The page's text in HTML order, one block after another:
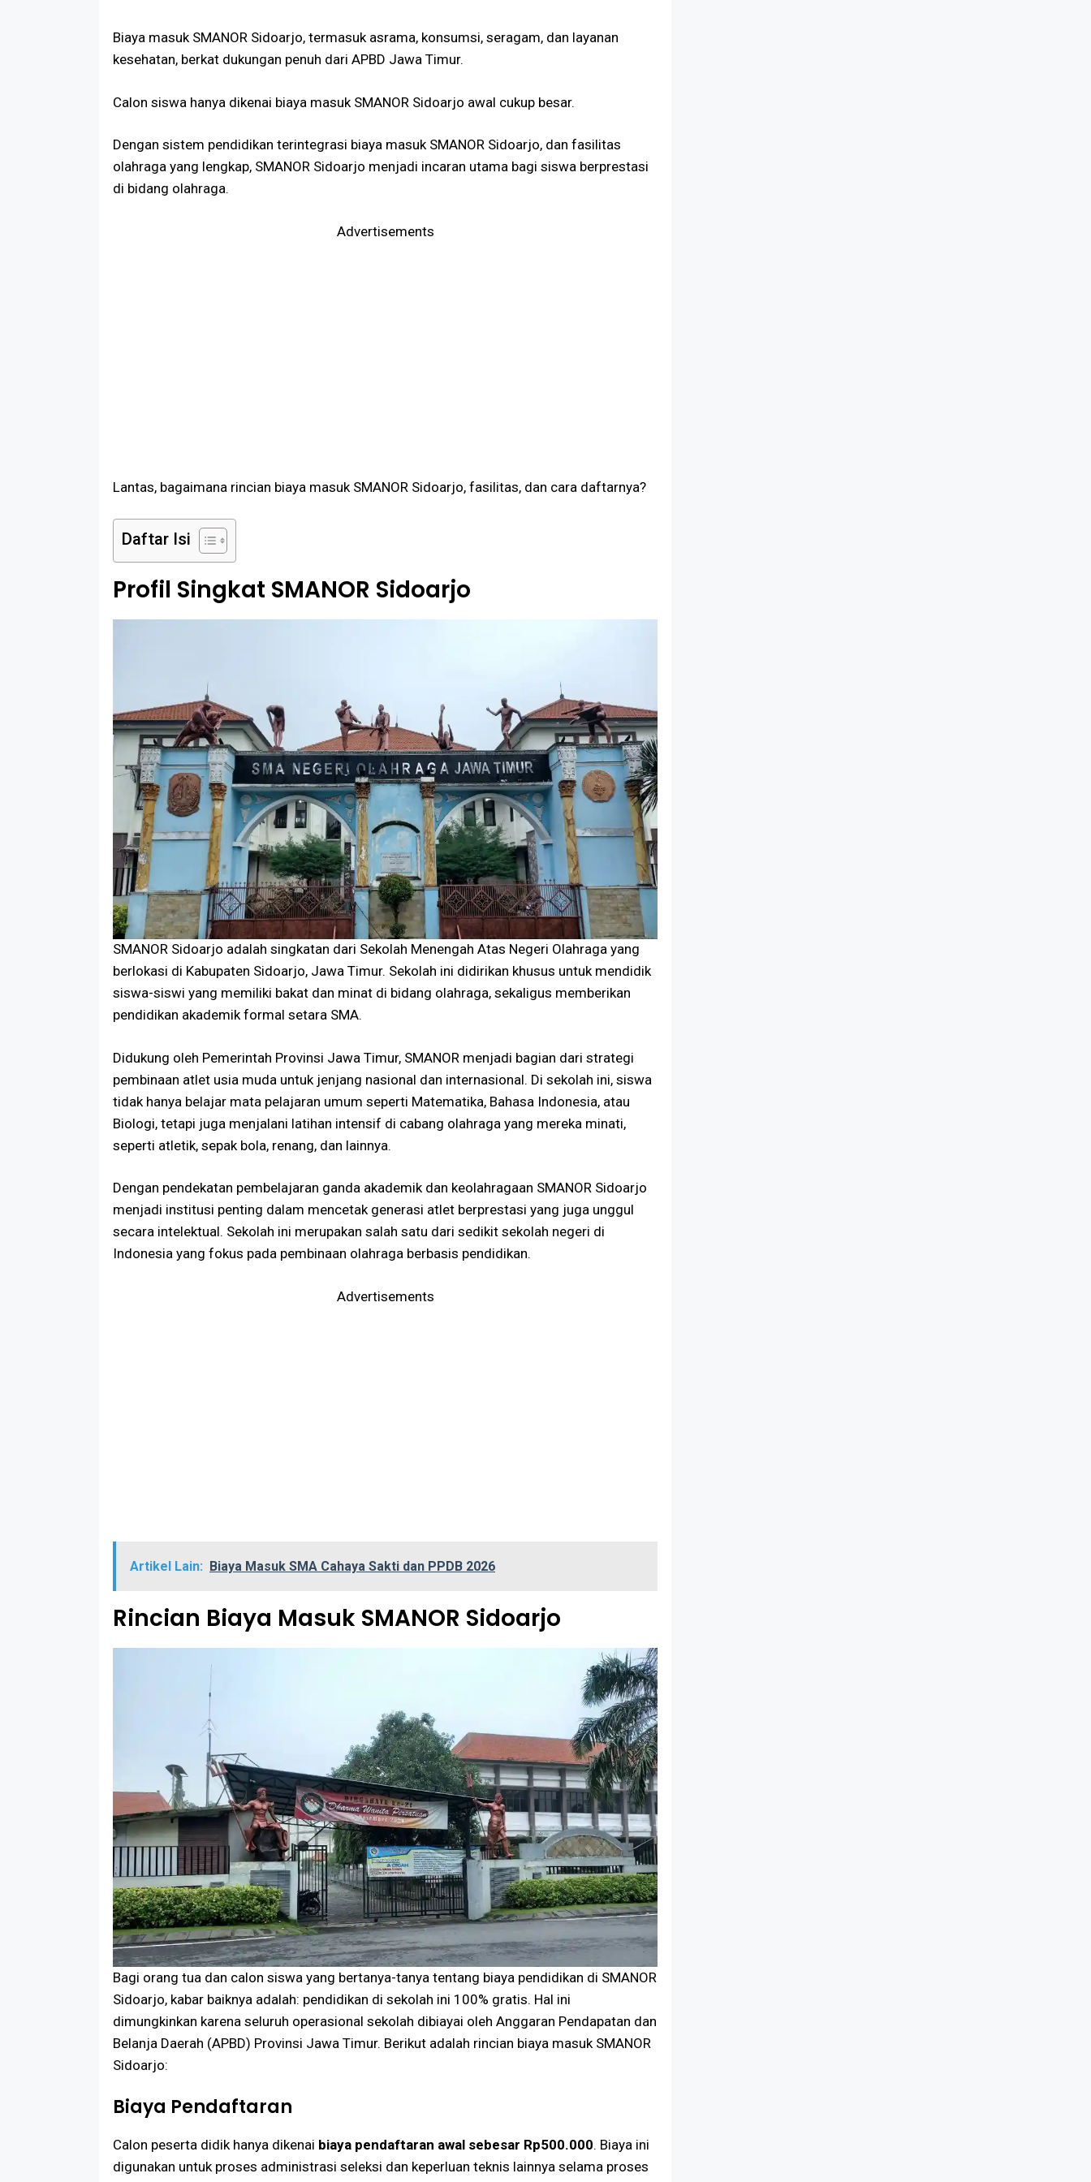
Biaya masuk SMANOR Sidoarjo, termasuk asrama, konsumsi, seragam, dan layanan
kesehatan, berkat dukungan penuh dari APBD Jawa Timur.
Calon siswa hanya dikenai biaya masuk SMANOR Sidoarjo awal cukup besar.
Dengan sistem pendidikan terintegrasi biaya masuk SMANOR Sidoarjo, dan fasilitas
olahraga yang lengkap, SMANOR Sidoarjo menjadi incaran utama bagi siswa berprestasi
di bidang olahraga.
Advertisements
Lantas, bagaimana rincian biaya masuk SMANOR Sidoarjo, fasilitas, dan cara daftarnya?
Daftar Isi
Profil Singkat SMANOR Sidoarjo
SMANOR Sidoarjo adalah singkatan dari Sekolah Menengah Atas Negeri Olahraga yang
berlokasi di Kabupaten Sidoarjo, Jawa Timur. Sekolah ini didirikan khusus untuk mendidik
siswa-siswi yang memiliki bakat dan minat di bidang olahraga, sekaligus memberikan
pendidikan akademik formal setara SMA.
Didukung oleh Pemerintah Provinsi Jawa Timur, SMANOR menjadi bagian dari strategi
pembinaan atlet usia muda untuk jenjang nasional dan internasional. Di sekolah ini, siswa
tidak hanya belajar mata pelajaran umum seperti Matematika, Bahasa Indonesia, atau
Biologi, tetapi juga menjalani latihan intensif di cabang olahraga yang mereka minati,
seperti atletik, sepak bola, renang, dan lainnya.
Dengan pendekatan pembelajaran ganda akademik dan keolahragaan SMANOR Sidoarjo
menjadi institusi penting dalam mencetak generasi atlet berprestasi yang juga unggul
secara intelektual. Sekolah ini merupakan salah satu dari sedikit sekolah negeri di
Indonesia yang fokus pada pembinaan olahraga berbasis pendidikan.
Advertisements
Artikel Lain: Biaya Masuk SMA Cahaya Sakti dan PPDB 2026
Rincian Biaya Masuk SMANOR Sidoarjo
Bagi orang tua dan calon siswa yang bertanya-tanya tentang biaya pendidikan di SMANOR
Sidoarjo, kabar baiknya adalah: pendidikan di sekolah ini 100% gratis. Hal ini
dimungkinkan karena seluruh operasional sekolah dibiayai oleh Anggaran Pendapatan dan
Belanja Daerah (APBD) Provinsi Jawa Timur. Berikut adalah rincian biaya masuk SMANOR
Sidoarjo:
Biaya Pendaftaran
Calon peserta didik hanya dikenai biaya pendaftaran awal sebesar Rp500.000. Biaya ini
digunakan untuk proses administrasi seleksi dan keperluan teknis lainnya selama proses